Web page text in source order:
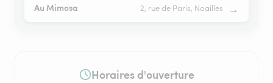
Au Mimosa 2, rue de Paris, Noailles →
Horaires d'ouverture